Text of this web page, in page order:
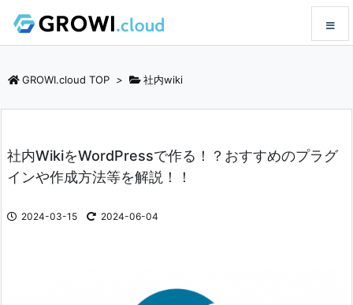
GROWI.cloud TOP > 社内wiki
社内WikiをWordPressで作る！？おすすめのプラグ
インや作成方法等を解説！！
2024-03-15 2024-06-04